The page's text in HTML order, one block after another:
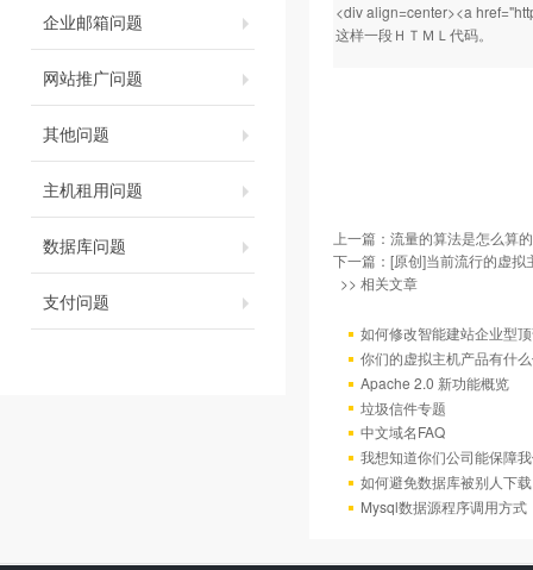
企业邮箱问题
网站推广问题
其他问题
主机租用问题
数据库问题
支付问题
<div align=center><a href="
这样一段ＨＴＭＬ代码。
上一篇： 流量的算法是怎么算
下一篇： [原创]当前流行的虚拟
>> 相关文章
如何修改智能建站企业型
你们的虚拟主机产品有什
Apache 2.0 新功能概览
垃圾信件专题
中文域名FAQ
我想知道你们公司能保障
如何避免数据库被别人下
Mysql数据源程序调用方